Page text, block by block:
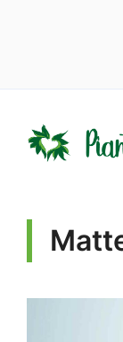
contenuto